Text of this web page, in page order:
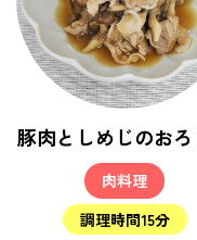
豚肉としめじのお
肉料理
調理時間15分